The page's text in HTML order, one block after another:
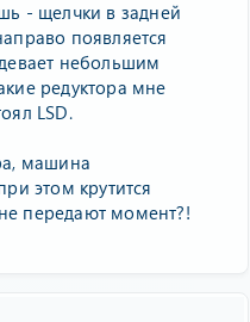
- щелчки в задней
появляется
небольшим
редуктора мне
LSD.
машина
этом крутится
передают момент?!